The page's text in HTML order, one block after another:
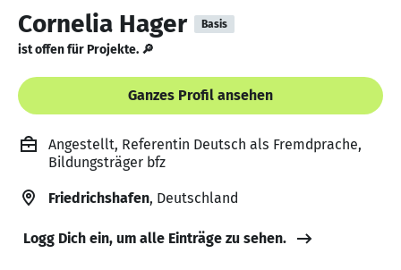
Cornelia Hager Basis
ist offen für Projekte. 🔎
Ganzes Profil ansehen
Angestellt, Referentin Deutsch als Fremdprache,
Bildungsträger bfz
Friedrichshafen, Deutschland
Logg Dich ein, um alle Einträge zu sehen.